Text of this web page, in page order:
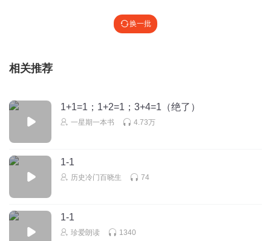
换一批
相关推荐
1+1=1；1+2=1；3+4=1（绝了）
一星期一本书 4.73万
1-1
历史冷门百晓生 74
1-1
珍爱朗读 1340